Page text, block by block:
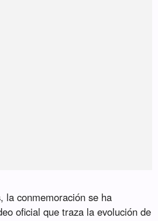
la conmemoración se ha
oficial que traza la evolución de